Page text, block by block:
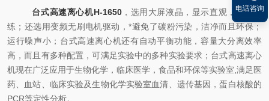
台式高速离心机H-1650，选用大屏液晶，显示直观，操作简
练；还选用变频无刷电机驱动，*避免了碳粉污染，洁净而且环保；
运行噪声小；台式高速离心机还有自动平衡功能，容量大分离效率
高，而且有多种配置，可满足实验中的多种实验要求；台式高速离心
机现在广泛应用于生物化学，临床医学，食品和环保等实验室,满足医
药、血站、临床实验及生物化学实验室血清、遗传基因，蛋白核酸的
PCR等定性分析。
电话咨询